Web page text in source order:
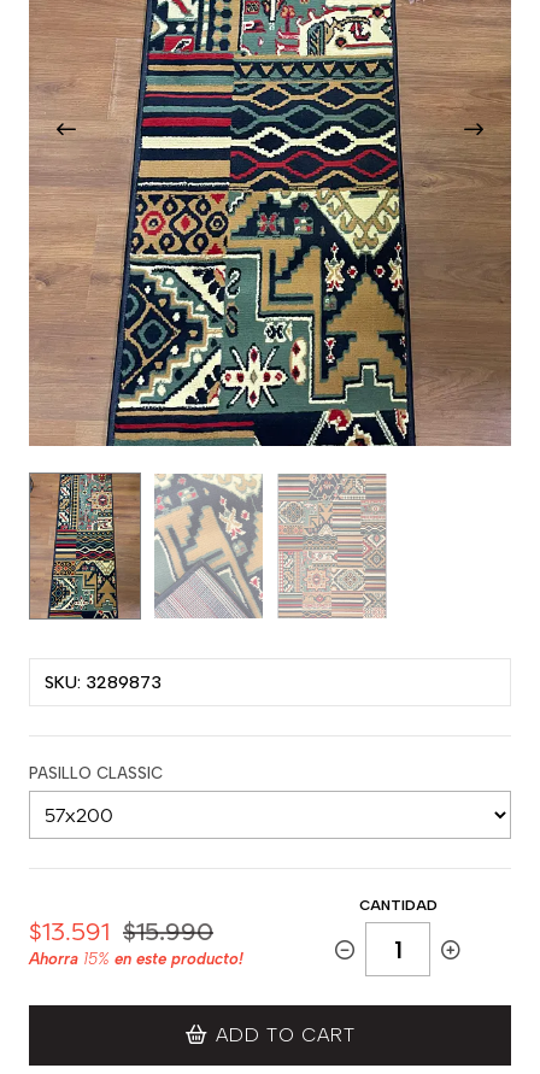
SKU: 3289873
PASILLO CLASSIC
$13.591 $15.990
Ahorra 15% en este producto!
CANTIDAD
ADD TO CART